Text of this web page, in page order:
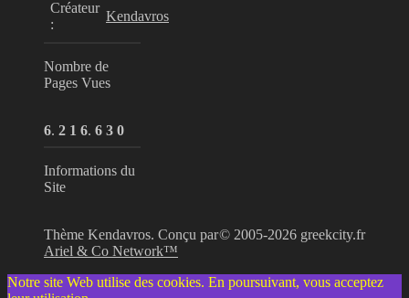
Créateur
:
Kendavros
Nombre de
Pages Vues
6. 2 1 6. 6 3 0
Informations du
Site
© 2005-2026 greekcity.fr
Thème Kendavros. Conçu par
Ariel & Co Network™
Notre site Web utilise des cookies. En poursuivant, vous acceptez